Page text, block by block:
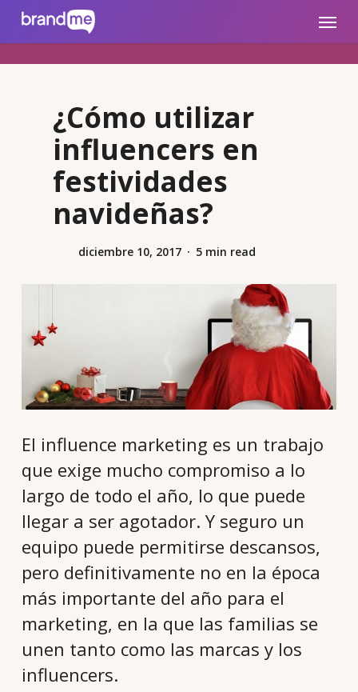
brandme.la Menu
¿Cómo utilizar
influencers en
festividades
navideñas?
diciembre 10, 2017 5 min read
El influence marketing es un trabajo
que exige mucho compromiso a lo
largo de todo el año, lo que puede
llegar a ser agotador. Y seguro un
equipo puede permitirse descansos,
pero definitivamente no en la época
más importante del año para el
marketing, en la que las familias se
unen tanto como las marcas y los
influencers.